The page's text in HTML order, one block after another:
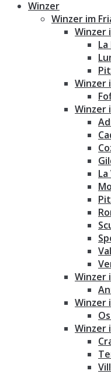
Winzer
Winzer im
Winzer
Winzer
Winzer
Winzer
Winzer
Winzer